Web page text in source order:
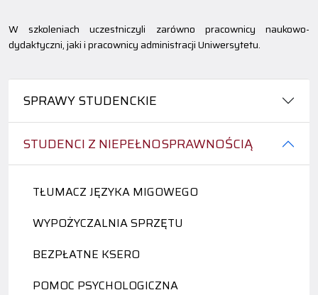
SPRAWY STUDENCKIE
STUDENCI Z NIEPEŁNOSPRAWNOŚCIĄ
TŁUMACZ JĘZYKA MIGOWEGO
WYPOŻYCZALNIA SPRZĘTU
BEZPŁATNE KSERO
POMOC PSYCHOLOGICZNA
W szkoleniach uczestniczyli zarówno pracownicy naukowo-
dydaktyczni, jaki i pracownicy administracji Uniwersytetu.